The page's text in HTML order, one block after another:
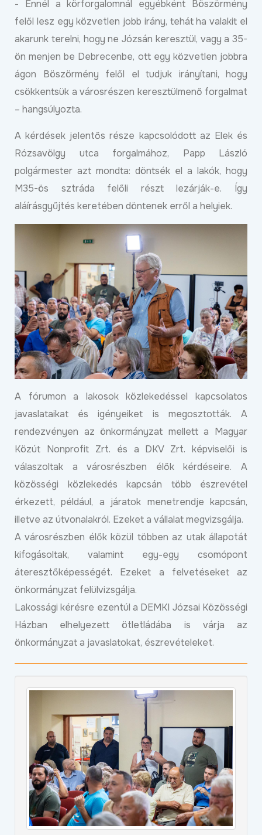
- Ennél a körforgalomnál egyébként Böszörmény
felől lesz egy közvetlen jobb irány, tehát ha valakit el
akarunk terelni, hogy ne Józsán keresztül, vagy a 35-
ön menjen be Debrecenbe, ott egy közvetlen jobbra
ágon Böszörmény felől el tudjuk irányítani, hogy
csökkentsük a városrészen keresztülmenő forgalmat
– hangsúlyozta.
A kérdések jelentős része kapcsolódott az Elek és
Rózsavölgy utca forgalmához, Papp László
polgármester azt mondta: döntsék el a lakók, hogy
M35-ös sztráda felőli részt lezárják-e. Így
aláírásgyűjtés keretében döntenek erről a helyiek.
A fórumon a lakosok közlekedéssel kapcsolatos
javaslataikat és igényeiket is megosztották. A
rendezvényen az önkormányzat mellett a Magyar
Közút Nonprofit Zrt. és a DKV Zrt. képviselői is
válaszoltak a városrészben élők kérdéseire. A
közösségi közlekedés kapcsán több észrevétel
érkezett, például, a járatok menetrendje kapcsán,
illetve az útvonalakról. Ezeket a vállalat megvizsgálja.
A városrészben élők közül többen az utak állapotát
kifogásoltak, valamint egy-egy csomópont
áteresztőképességét. Ezeket a felvetéseket az
önkormányzat felülvizsgálja.
Lakossági kérésre ezentúl a DEMKI Józsai Közösségi
Házban elhelyezett ötletládába is várja az
önkormányzat a javaslatokat, észrevételeket.